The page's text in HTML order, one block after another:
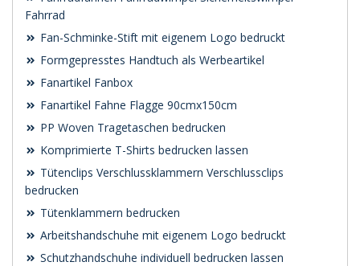
Fahrrad
Fan-Schminke-Stift mit eigenem Logo bedruckt
Formgepresstes Handtuch als Werbeartikel
Fanartikel Fanbox
Fanartikel Fahne Flagge 90cmx150cm
PP Woven Tragetaschen bedrucken
Komprimierte T-Shirts bedrucken lassen
Tütenclips Verschlussklammern Verschlussclips
bedrucken
Tütenklammern bedrucken
Arbeitshandschuhe mit eigenem Logo bedruckt
Schutzhandschuhe individuell bedrucken lassen